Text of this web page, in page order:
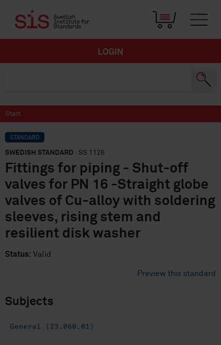
LOGIN
Start
STANDARD
SWEDISH STANDARD · SS 1126
Fittings for piping - Shut-off
valves for PN 16 -Straight globe
valves of Cu-alloy with soldering
sleeves, rising stem and
resilient disk washer
Status: Valid
Preview this standard
Subjects
General (23.060.01)